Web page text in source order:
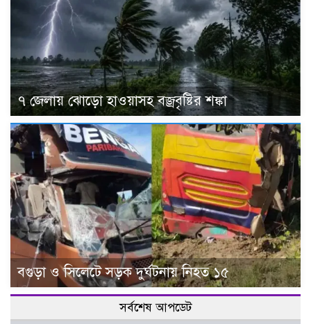
৭ জেলায় ঝোড়ো হাওয়াসহ বজ্রবৃষ্টির শঙ্কা
বগুড়া ও সিলেটে সড়ক দুর্ঘটনায় নিহত ১৫
সর্বশেষ আপডেট